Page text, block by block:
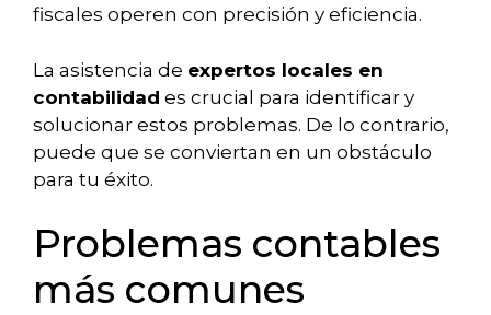
fiscales operen con precisión y eficiencia.
La asistencia de expertos locales en
contabilidad es crucial para identificar y
solucionar estos problemas. De lo contrario,
puede que se conviertan en un obstáculo
para tu éxito.
Problemas contables
más comunes